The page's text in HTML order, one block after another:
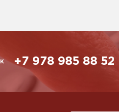
+7 978 985 88 52